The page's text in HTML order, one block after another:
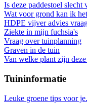
Is deze paddestoel slecht
Wat voor grond kan ik
HDPE vijver advies
Ziekte in mijn fuchsia's
Vraag over tuinplanning
Graven in de tuin
Van welke plant zijn
Tuininformatie
Leuke groene tips voor